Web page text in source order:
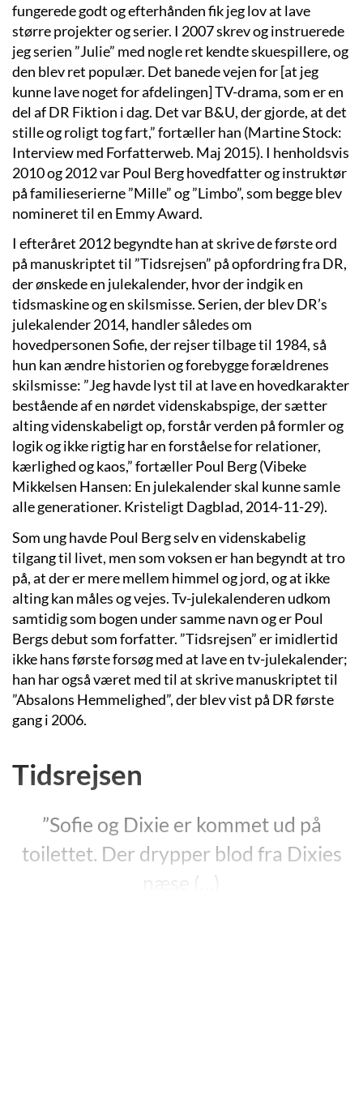
fungerede godt og efterhånden fik jeg lov at lave
større projekter og serier. I 2007 skrev og instruerede
jeg serien ”Julie” med nogle ret kendte skuespillere, og
den blev ret populær. Det banede vejen for [at jeg
kunne lave noget for afdelingen] TV-drama, som er en
del af DR Fiktion i dag. Det var B&U, der gjorde, at det
stille og roligt tog fart,” fortæller han (Martine Stock:
Interview med Forfatterweb. Maj 2015). I henholdsvis
2010 og 2012 var Poul Berg hovedfatter og instruktør
på familieserierne ”Mille” og ”Limbo”, som begge blev
nomineret til en Emmy Award.
I efteråret 2012 begyndte han at skrive de første ord
på manuskriptet til ”Tidsrejsen” på opfordring fra DR,
der ønskede en julekalender, hvor der indgik en
tidsmaskine og en skilsmisse. Serien, der blev DR’s
julekalender 2014, handler således om
hovedpersonen Sofie, der rejser tilbage til 1984, så
hun kan ændre historien og forebygge forældrenes
skilsmisse: ”Jeg havde lyst til at lave en hovedkarakter
bestående af en nørdet videnskabspige, der sætter
alting videnskabeligt op, forstår verden på formler og
logik og ikke rigtig har en forståelse for relationer,
kærlighed og kaos,” fortæller Poul Berg (Vibeke
Mikkelsen Hansen: En julekalender skal kunne samle
alle generationer. Kristeligt Dagblad, 2014-11-29).
Som ung havde Poul Berg selv en videnskabelig
tilgang til livet, men som voksen er han begyndt at tro
på, at der er mere mellem himmel og jord, og at ikke
alting kan måles og vejes. Tv-julekalenderen udkom
samtidig som bogen under samme navn og er Poul
Bergs debut som forfatter. ”Tidsrejsen” er imidlertid
ikke hans første forsøg med at lave en tv-julekalender;
han har også været med til at skrive manuskriptet til
”Absalons Hemmelighed”, der blev vist på DR første
gang i 2006.
Tidsrejsen
”Sofie og Dixie er kommet ud på
toilettet. Der drypper blod fra Dixies
næse (…)